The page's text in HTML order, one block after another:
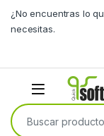
¿No encuentras lo
necesitas.
Buscar por: